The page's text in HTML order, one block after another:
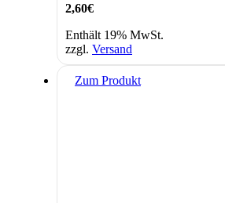
2,60€
Enthält 19% MwSt.
zzgl. Versand
Zum Produkt